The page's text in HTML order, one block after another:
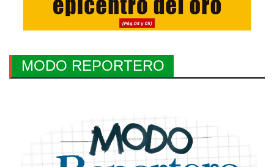
MODO REPORTERO